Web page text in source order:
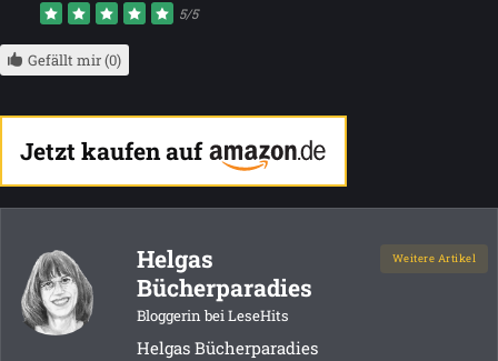
5/5
Gefällt mir (0)
Jetzt kaufen auf
Helgas
Bücherparadies
Bloggerin bei LeseHits
Weitere Artikel
Helgas Bücherparadies